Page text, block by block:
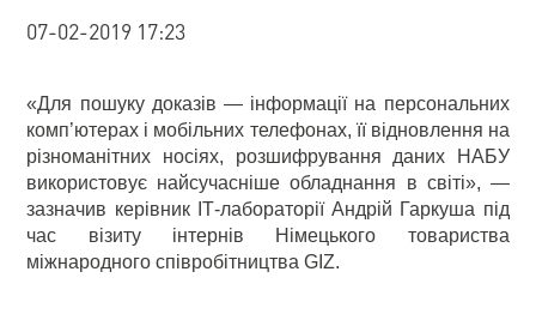
07-02-2019 17:23
«Для пошуку доказів — інформації на персональних
комп’ютерах і мобільних телефонах, її відновлення на
різноманітних носіях, розшифрування даних НАБУ
використовує найсучасніше обладнання в світі», —
зазначив керівник ІТ-лабораторії Андрій Гаркуша під
час візиту інтернів Німецького товариства
міжнародного співробітництва GIZ.